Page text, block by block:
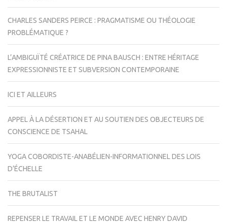
CHARLES SANDERS PEIRCE : PRAGMATISME OU THÉOLOGIE
PROBLÉMATIQUE ?
L’AMBIGUÏTÉ CRÉATRICE DE PINA BAUSCH : ENTRE HÉRITAGE
EXPRESSIONNISTE ET SUBVERSION CONTEMPORAINE
ICI ET AILLEURS
APPEL À LA DÉSERTION ET AU SOUTIEN DES OBJECTEURS DE
CONSCIENCE DE TSAHAL
YOGA COBORDISTE-ANABÉLIEN-INFORMATIONNEL DES LOIS
D’ÉCHELLE
THE BRUTALIST
REPENSER LE TRAVAIL ET LE MONDE AVEC HENRY DAVID